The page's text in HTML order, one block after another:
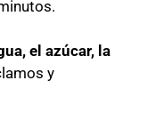
el azúcar, la
y